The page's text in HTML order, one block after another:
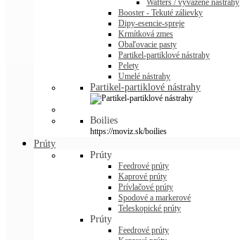
Booster - Tekuté zálievky
Dipy-esencie-spreje
Krmítková zmes
Obaľovacie pasty
Partikel-partiklové nástrahy
Pelety
Umelé nástrahy
Partikel-partiklové nástrahy
Boilies
https://moviz.sk/boilies
Prúty
Prúty
Feedrové prúty
Kaprové prúty
Prívlačové prúty
Spodové a markerové
Teleskopické prúty
Prúty
Feedrové prúty